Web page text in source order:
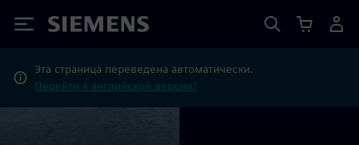
Siemens
Эта страница переведена автоматически.
Перейти к английской версии?